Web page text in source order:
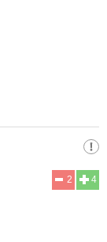
4
2